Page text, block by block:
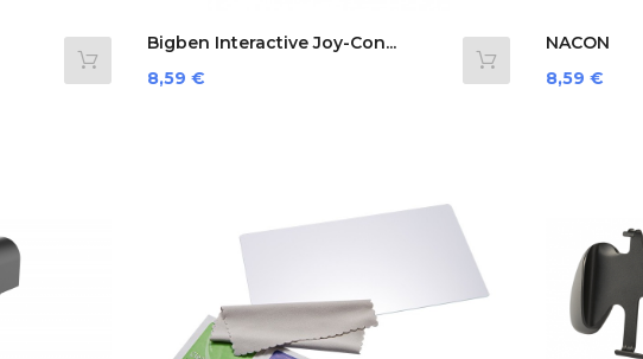
Bigben Interactive Joy-Con...
Prezzo
8,59 €
NACON
Prezzo
8,59 €